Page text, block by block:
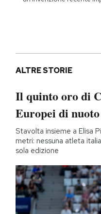
ALTRE STORIE
Il quinto oro di
Europei di nuoto
Stavolta insieme a Elisa
metri: nessuna atleta
sola edizione